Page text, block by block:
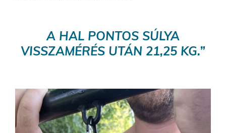
A HAL PONTOS SÚLYA
VISSZAMÉRÉS UTÁN 21,25 KG.”